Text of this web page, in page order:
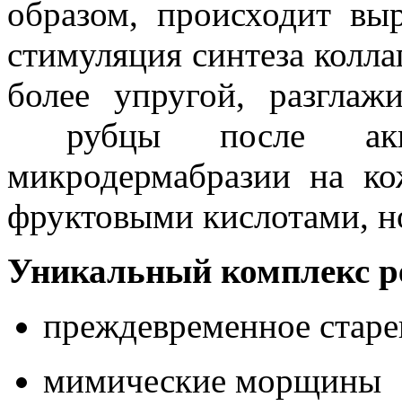
образом, происходит
стимуляция синтеза
более упругой,
рубцы после
микродермабразии на
фруктовыми кислотами,
Уникальный комплекс
преждевременное
мимические морщины